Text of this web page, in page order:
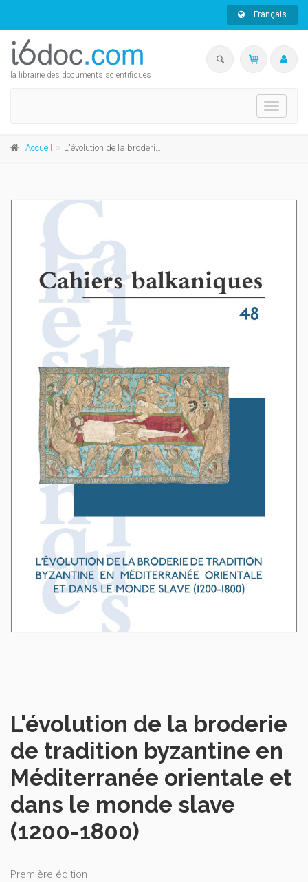
Français
la librairie des documents scientifiques
Toggle
Accueil L'évolution de la broderie de tradition byzantine en Méditerranée orientale et dans le monde slave (1200-1800)
L'évolution de la broderie
de tradition byzantine en
Méditerranée orientale et
dans le monde slave
(1200-1800)
Première édition